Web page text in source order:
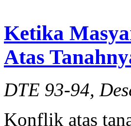
Ketika
Atas
DTE 93-94,
Konflik atas